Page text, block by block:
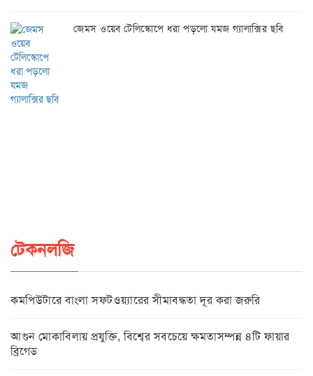
জেমস ওয়েব টেলিস্কোপে ধরা পড়লো যমজ গ্যালাক্সির ছবি
টেকনলজি
কমপিউটারে বাংলা সফটওয়্যারের সীমাবদ্ধতা দূর করা জরুরি
আগুন মোকাবিলায় প্রযুক্তি, বিশ্বের সবচেয়ে ক্ষমতাসম্পন্ন ৪টি ফায়ার
ব্রিগেড